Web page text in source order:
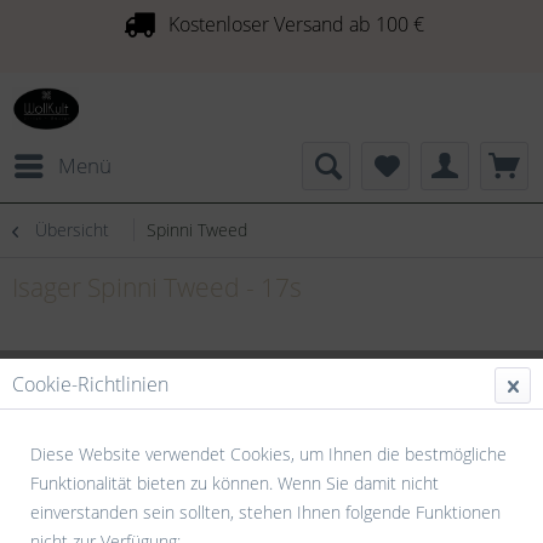
Kostenloser Versand ab 100 €
Menü
Übersicht Spinni Tweed
Cookie-Richtlinien
Diese Website verwendet Cookies, um Ihnen die bestmögliche
Funktionalität bieten zu können. Wenn Sie damit nicht
einverstanden sein sollten, stehen Ihnen folgende Funktionen